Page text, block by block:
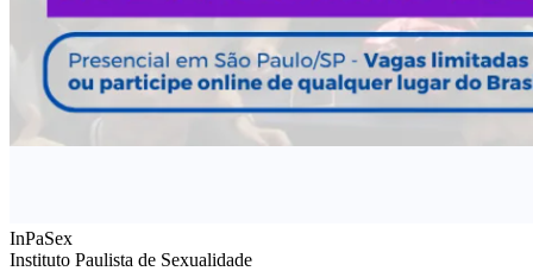
InPaSex
Instituto Paulista de Sexualidade